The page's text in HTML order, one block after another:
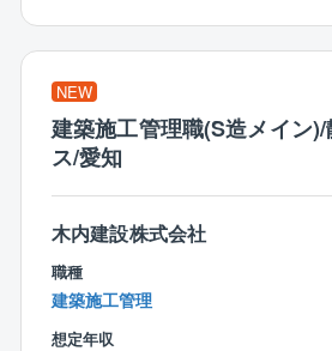
■同社は創業43年目となり、創業以
ております。
■要因といたしましては、主要なお
【タマホーム営業職魅力ポイント】
★より良いものを安く
業界相場を下回るタマホーム価格
住宅性能6項目目で最高等級クリア
国産材使用率74.1%
★圧倒的な集客力
集客数（年間）約180,000組
一人当たり接客数平均（年間）約
一人当たり契約数平均（年間）
★条件
年間休日120日
平均年収932万円
NEW
建築施工管理職(S造メイン
ス/愛知
木内建設株式会社
職種
建築施工管理
想定年収